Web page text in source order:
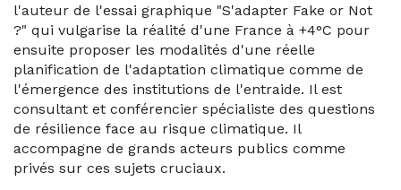
l'auteur de l'essai graphique "S'adapter Fake or Not
?" qui vulgarise la réalité d'une France à +4°C pour
ensuite proposer les modalités d'une réelle
planification de l'adaptation climatique comme de
l'émergence des institutions de l'entraide. Il est
consultant et conférencier spécialiste des questions
de résilience face au risque climatique. Il
accompagne de grands acteurs publics comme
privés sur ces sujets cruciaux.